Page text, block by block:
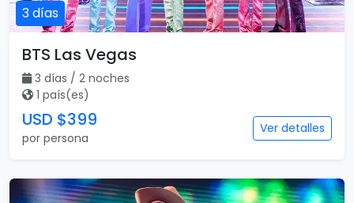
3 días
BTS Las Vegas
3 días / 2 noches
1 país(es)
USD $399
por persona
Ver detalles